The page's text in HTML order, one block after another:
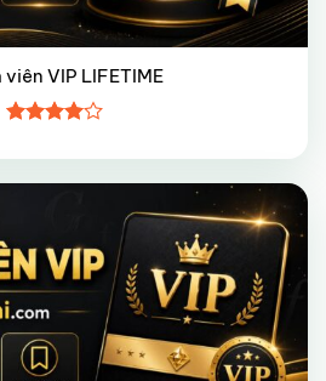
VIP LIFETIME
xếp hạng
45 sao